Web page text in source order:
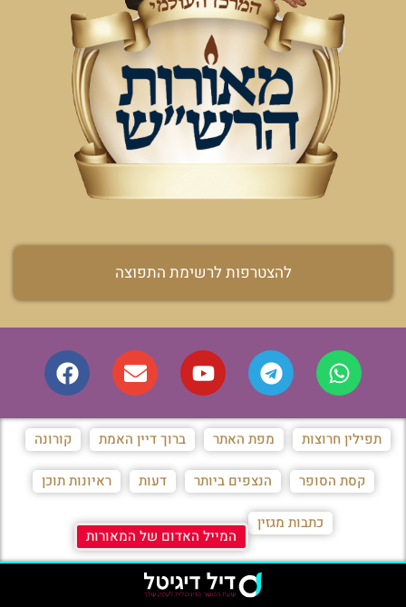
להצטרפות לרשימת התפוצה
תפילין חרוצות מפת האתר ברוך דיין האמת קורונה
קסת הסופר הנצפים ביותר דעות ראיונות תוכן
כתבות מגזין
המייל האדום של המאורות